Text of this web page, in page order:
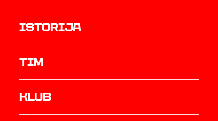
istorija
TIM
Klub